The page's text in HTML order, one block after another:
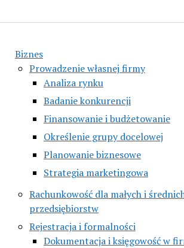
Biznes
Prowadzenie własnej firmy
Analiza rynku
Badanie konkurencji
Finansowanie i budżetowanie
Określenie grupy docelowej
Planowanie biznesowe
Strategia marketingowa
Rachunkowość dla małych i
przedsiębiorstw
Rejestracja i formalności
Dokumentacja i księgowość w